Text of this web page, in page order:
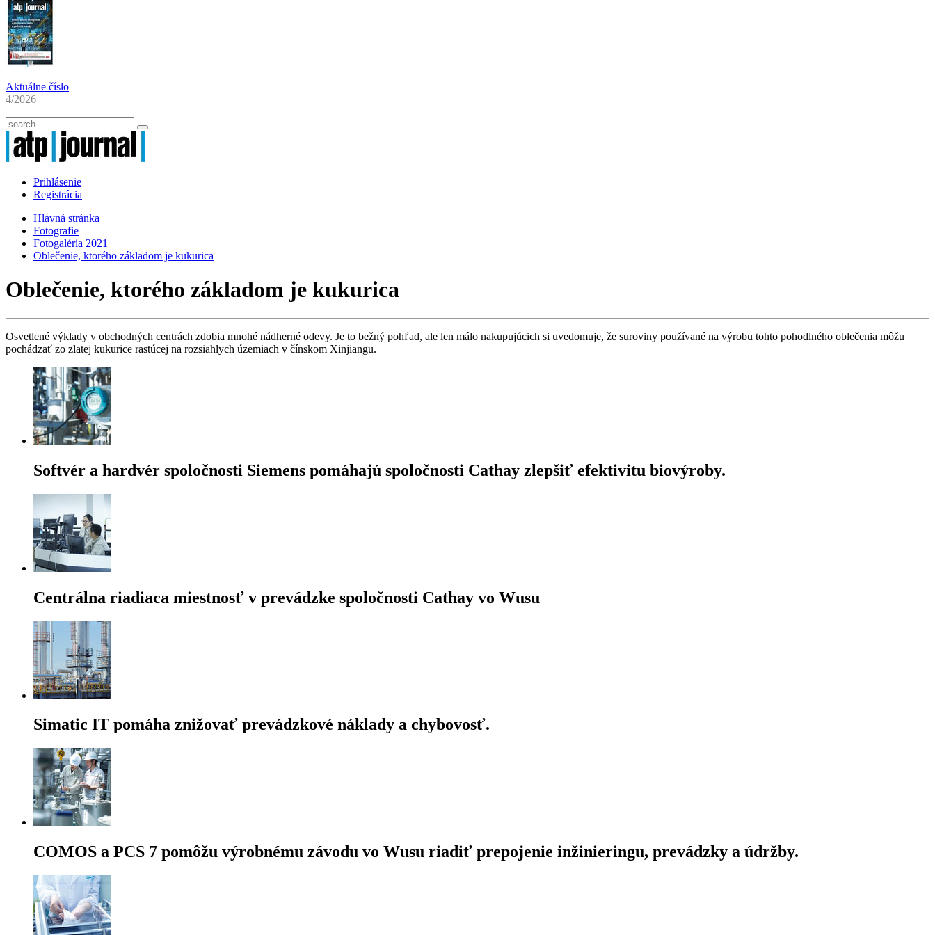
Aktuálne číslo
4/2026
Prihlásenie
Registrácia
Hlavná stránka
Fotografie
Fotogaléria 2021
Oblečenie, ktorého základom je kukurica
Oblečenie, ktorého základom je kukurica
Osvetlené výklady v obchodných centrách zdobia mnohé nádherné odevy. Je to bežný pohľad, ale len málo nakupujúcich si uvedomuje, že suroviny používané na výrobu tohto pohodlného oblečenia môžu
pochádzať zo zlatej kukurice rastúcej na rozsiahlych územiach v čínskom Xinjiangu.
Softvér a hardvér spoločnosti Siemens pomáhajú spoločnosti Cathay zlepšiť efektivitu biovýroby.
Centrálna riadiaca miestnosť v prevádzke spoločnosti Cathay vo Wusu
Simatic IT pomáha znižovať prevádzkové náklady a chybovosť.
COMOS a PCS 7 pomôžu výrobnému závodu vo Wusu riadiť prepojenie inžinieringu, prevádzky a údržby.